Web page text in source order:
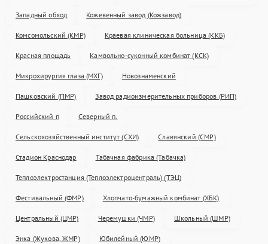
Западный обход Кожевенный завод (Кожзавод)
Комсомольский (КМР) Краевая клиническая больница (ККБ)
Красная площадь Камвольно-суконный комбинат (КСК)
Микрохирургия глаза (МХГ) Новознаменский
Пашковский (ПМР) Завод радиоизмерительных приборов (РИП)
Российский п Северный п.
Сельскохозяйственный институт (СХИ) Славянский (СМР)
Стадион Краснодар Табачная фабрика (Табачка)
Теплоэлектростанция (Теплоэлектроцентраль) (ТЭЦ)
Фестивальный (ФМР) Хлопчато-бумажный комбинат (ХБК)
Центральный (ЦМР) Черемушки (ЧМР) Школьный (ШМР)
Энка (Жукова, ЖМР) Юбилейный (ЮМР)